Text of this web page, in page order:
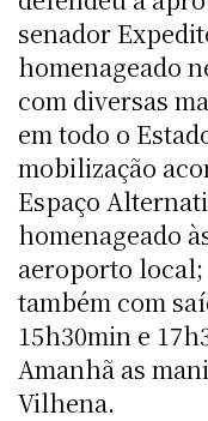
senador
homenageado
com diversas
em todo o
mobilização
Espaço
homenageado
aeroporto local;
também com
15h30min e
Amanhã as
Vilhena.